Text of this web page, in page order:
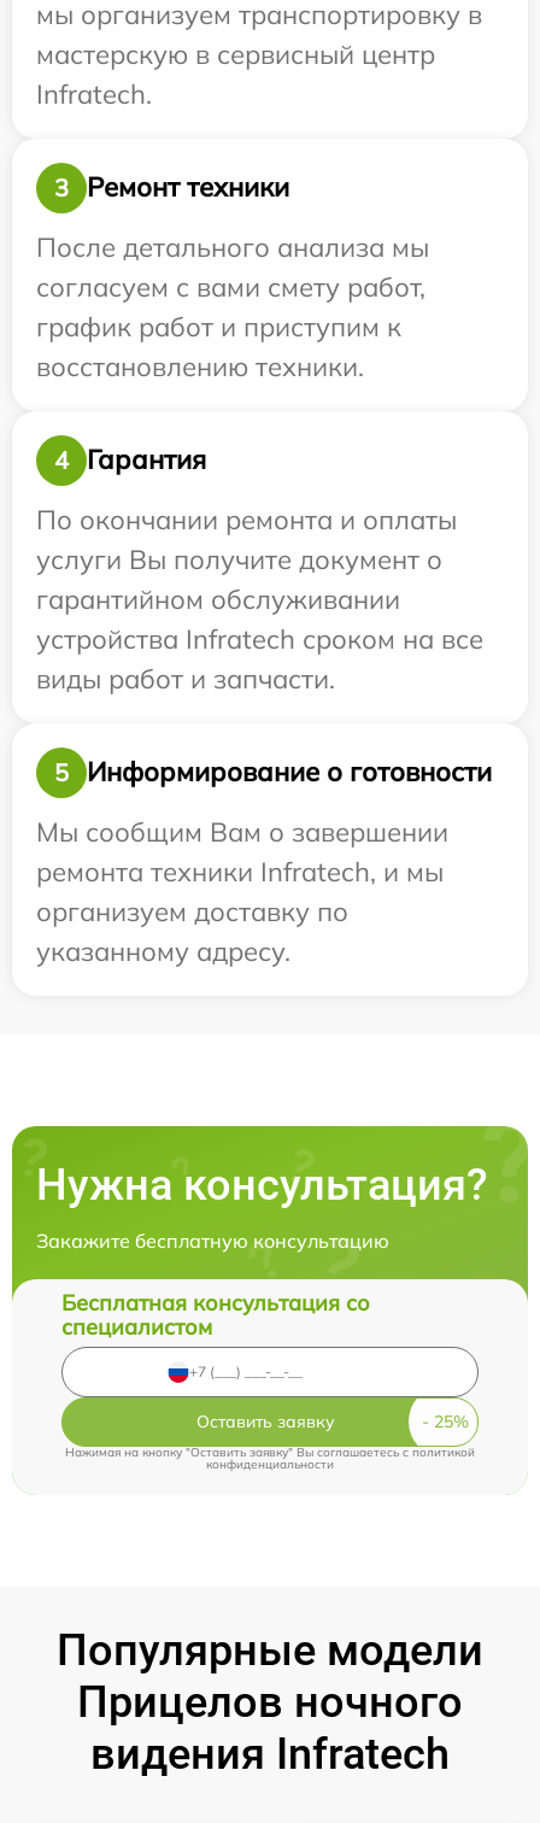
мы организуем транспортировку в
мастерскую в сервисный центр
Infratech.
3
Ремонт техники
После детального анализа мы
согласуем с вами смету работ,
график работ и приступим к
восстановлению техники.
4
Гарантия
По окончании ремонта и оплаты
услуги Вы получите документ о
гарантийном обслуживании
устройства Infratech сроком на все
виды работ и запчасти.
5
Информирование о готовности
Мы сообщим Вам о завершении
ремонта техники Infratech, и мы
организуем доставку по
указанному адресу.
Нужна консультация?
Закажите бесплатную консультацию
Бесплатная консультация со
специалистом
Оставить заявку
Нажимая на кнопку "Оставить заявку" Вы соглашаетесь cполитикой
конфиденциальности
Популярные модели
Прицелов ночного
видения Infratech